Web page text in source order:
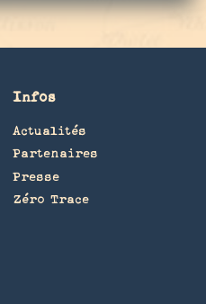
Infos
Actualités
Partenaires
Presse
Zéro Trace